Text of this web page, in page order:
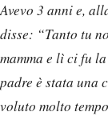
Avevo 3 anni e,
disse: “Tanto tu
mamma e lì ci fu
padre è stata una
voluto molto